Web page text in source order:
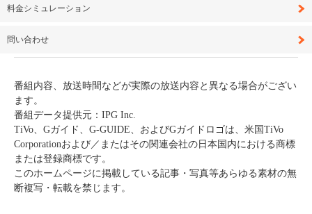
料金シミュレーション
問い合わせ
番組内容、放送時間などが実際の放送内容と異なる場合がござい
ます。
番組データ提供元：IPG Inc.
TiVo、Gガイド、G-GUIDE、およびGガイドロゴは、米国TiVo
Corporationおよび／またはその関連会社の日本国内における商標
または登録商標です。
このホームページに掲載している記事・写真等あらゆる素材の無
断複写・転載を禁じます。